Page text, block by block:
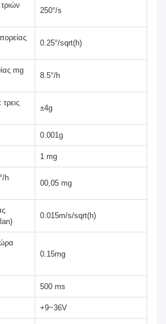
250°/s
0.25°/sqrt(h)
mg
8.5°/h
±4g
0.001g
1 mg
h
00,05 mg
0.015m/s/sqrt(h)
0.15mg
500 ms
+9~36V